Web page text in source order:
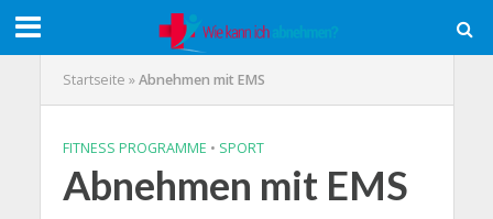
Startseite »Abnehmen mit EMS
FITNESS PROGRAMME • SPORT
Abnehmen mit EMS